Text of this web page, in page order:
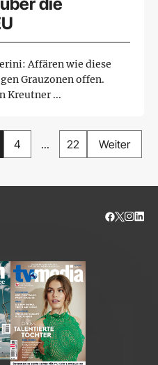
Affären wie diese
Grauzonen offen.
Kreutner ...
4 ... 22 Weiter